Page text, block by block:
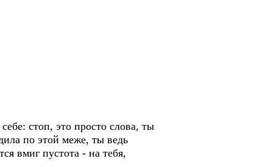
стоп, это просто слова, ты
по этой меже, ты ведь
вмиг пустота - на тебя,